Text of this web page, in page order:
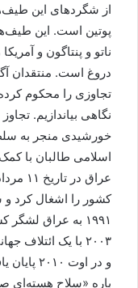
از شگردهای این
پوتین است. این
ناتو و پنتاگون و
دروغ است. منتقدان
تجاوزی را محکوم
اسلامی طالبان با
کشور را اشغال کرد
۱۹۹۱ به عراق
۲۰۰۳ با یک
و در اوت
باره «سلاح هسته‌ای